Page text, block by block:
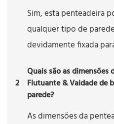
Sim, esta penteadeira
qualquer tipo de
devidamente fixada
2
Quais são as
Flutuante & Vaidade de
parede?
As dimensões da